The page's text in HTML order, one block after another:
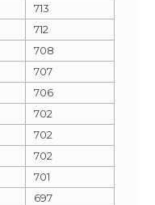
713
712
708
707
706
702
702
702
701
697